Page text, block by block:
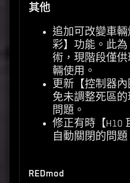
其他
追加可改變車
彩】功能。此為
術，現階段僅供
輛使用。
更新【控制器
免未調整死區
問題。
修正有時【H10
自動關閉的問題
REDmod